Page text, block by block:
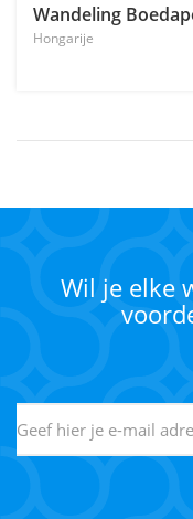
Wandeling
Hongarije
Wil je elke